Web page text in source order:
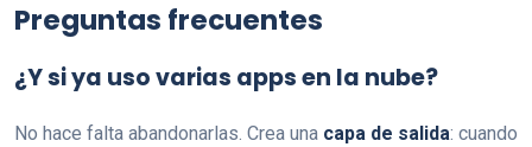
Preguntas frecuentes
¿Y si ya uso varias apps en la nube?
No hace falta abandonarlas. Crea una capa de salida: cuando